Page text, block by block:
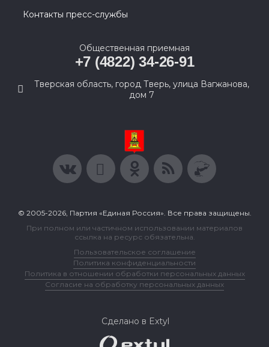
Контакты пресс-службы
Общественная приемная
+7 (4822) 34-26-91
Тверская область, город Тверь, улица Вагжанова,
дом 7
© 2005-2026, Партия «Единая Россия». Все права защищены.
При полном или частичном использовании материалов
ссылка на ресурс обязательна.
Пользовательское соглашение
Политика конфиденциальности
Политика в отношении обработки персональных данных
Согласие на обработку персональных данных
Сделано в Extyl